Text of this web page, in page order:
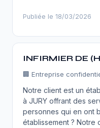
Publiée le 18/03/2026
INFIRMIER DE
🏢 Entreprise
Notre client est un
à JURY offrant des
personnes qui en ont
établissement ? Notre